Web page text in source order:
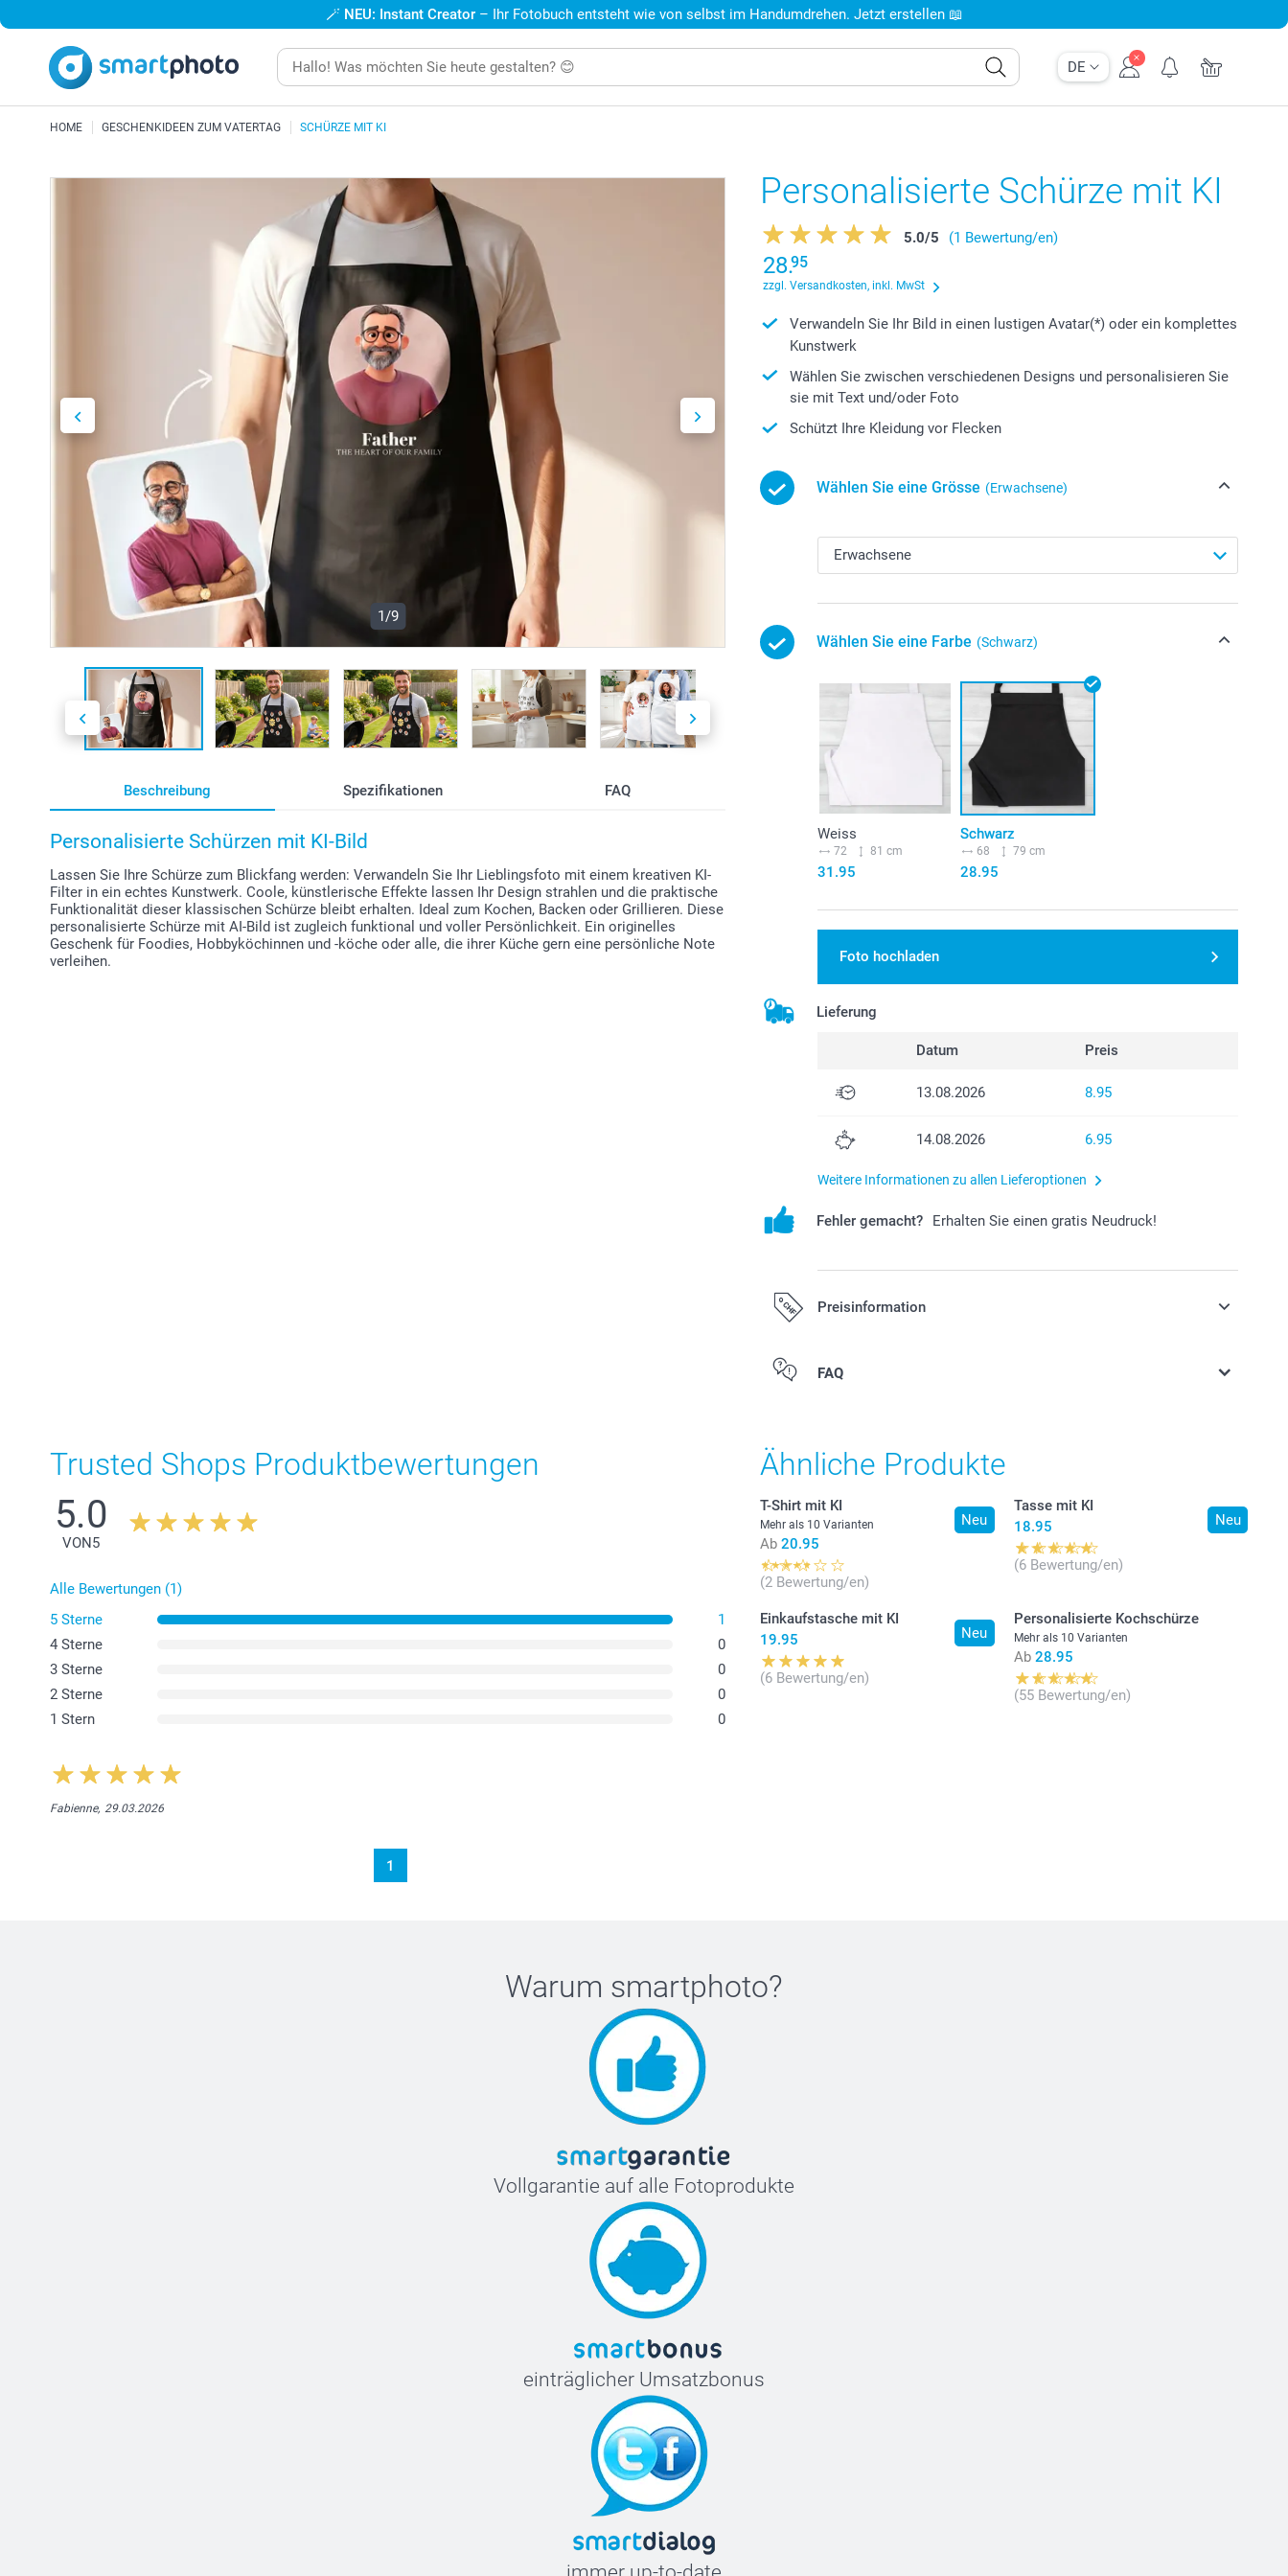
DE
🪄 NEU: Instant Creator – Ihr Fotobuch entsteht wie von selbst im Handumdrehen. Jetzt erstellen 📖
HOME GESCHENKIDEEN ZUM VATERTAG SCHÜRZE MIT KI
1/9
Beschreibung Spezifikationen FAQ
Personalisierte Schürzen mit KI-Bild
Lassen Sie Ihre Schürze zum Blickfang werden: Verwandeln Sie Ihr Lieblingsfoto mit einem kreativen KI-
Filter in ein echtes Kunstwerk. Coole, künstlerische Effekte lassen Ihr Design strahlen und die praktische
Funktionalität dieser klassischen Schürze bleibt erhalten. Ideal zum Kochen, Backen oder Grillieren. Diese
personalisierte Schürze mit AI-Bild ist zugleich funktional und voller Persönlichkeit. Ein originelles
Geschenk für Foodies, Hobbyköchinnen und -köche oder alle, die ihrer Küche gern eine persönliche Note
verleihen.
Personalisierte Schürze mit KI
5.0/5 (1 Bewertung/en)
28.95
zzgl. Versandkosten, inkl. MwSt
Verwandeln Sie Ihr Bild in einen lustigen Avatar(*) oder ein komplettes
Kunstwerk
Wählen Sie zwischen verschiedenen Designs und personalisieren Sie
sie mit Text und/oder Foto
Schützt Ihre Kleidung vor Flecken
Wählen Sie eine Grösse (Erwachsene)
Wählen Sie eine Farbe (Schwarz)
Weiss
72 81 cm
31.95
Schwarz
68 79 cm
28.95
Foto hochladen
Lieferung
Datum Preis
13.08.2026 8.95
14.08.2026 6.95
Weitere Informationen zu allen Lieferoptionen
Fehler gemacht? Erhalten Sie einen gratis Neudruck!
Preisinformation
Alle Preise verstehen sich in Schweizer Franken (CHF) inkl. MwSt. und
FAQ
Trusted Shops Produktbewertungen
5.0
VON5
Alle Bewertungen (1)
5 Sterne
1
4 Sterne
0
3 Sterne
0
2 Sterne
0
1 Stern
0
Fabienne, 29.03.2026
1
Ähnliche Produkte
Neu
T-Shirt mit KI
Mehr als 10 Varianten
Ab 20.95
(2 Bewertung/en)
Neu
Tasse mit KI
18.95
(6 Bewertung/en)
Neu
Einkaufstasche mit KI
19.95
(6 Bewertung/en)
Personalisierte Kochschürze
Mehr als 10 Varianten
Ab 28.95
(55 Bewertung/en)
Warum smartphoto?
Vollgarantie auf alle Fotoprodukte
einträglicher Umsatzbonus